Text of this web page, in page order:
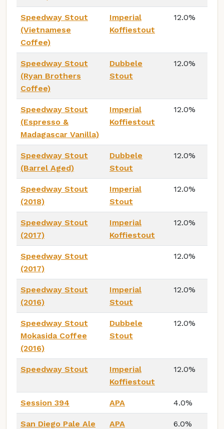
Speedway Stout
(Vietnamese
Coffee)
Imperial
Koffiestout
12.0%
Speedway Stout
(Ryan Brothers
Coffee)
Dubbele
Stout
12.0%
Speedway Stout
(Espresso &
Madagascar Vanilla)
Imperial
Koffiestout
12.0%
Speedway Stout
(Barrel Aged)
Dubbele
Stout
12.0%
Speedway Stout
(2018)
Imperial
Stout
12.0%
Speedway Stout
(2017)
Imperial
Koffiestout
12.0%
Speedway Stout
(2017)
12.0%
Speedway Stout
(2016)
Imperial
Stout
12.0%
Speedway Stout
Mokasida Coffee
(2016)
Dubbele
Stout
12.0%
Speedway Stout
Imperial
Koffiestout
12.0%
Session 394 APA 4.0%
San Diego Pale Ale
APA 6.0%